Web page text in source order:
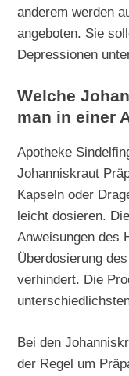
anderem werden
angeboten. Sie
Depressionen
Welche
man in einer
Apotheke
Johanniskraut
Kapseln oder
leicht dosieren.
Anweisungen des
Überdosierung
verhindert. Die
Bei den
der Regel um